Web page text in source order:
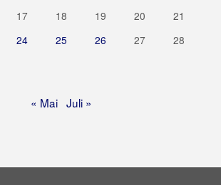
17 18 19 20
21
24 25 26 27
28
« Mai Juli »